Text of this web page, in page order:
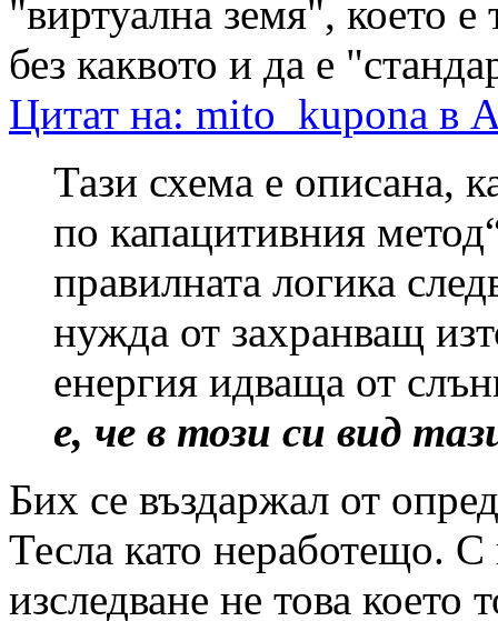
"виртуална земя", което
без каквото и да е
Цитат на: mito_kupona в
Тази схема е описана,
по капацитивния
правилната логика
нужда от захранващ
енергия идваща от
е, че в този си вид
Бих се въздаржал от
Тесла като неработещо.
изследване не това което